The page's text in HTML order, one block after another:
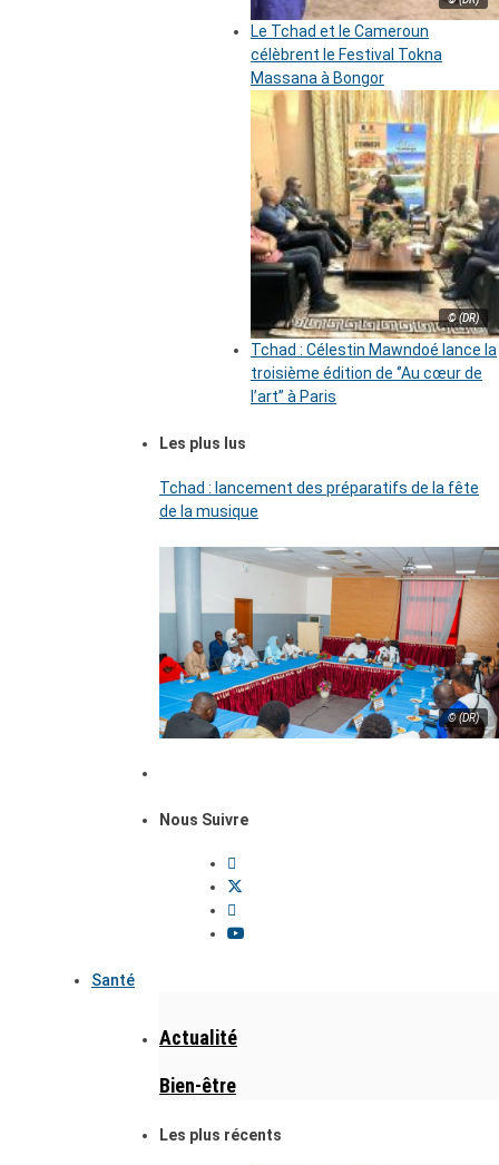
Le Tchad et le Cameroun
célèbrent le Festival Tokna
Massana à Bongor
© (DR)
Tchad : Célestin Mawndoé lance la
troisième édition de ‘’Au cœur de
l’art’’ à Paris
Les plus lus
Tchad : lancement des préparatifs de la fête
de la musique
© (DR)
Nous Suivre
Santé
Actualité
Bien-être
Les plus récents